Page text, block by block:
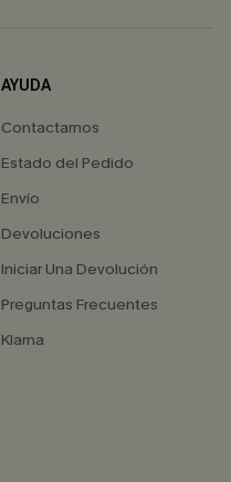
AYUDA
Contactarnos
Estado del Pedido
Envío
Devoluciones
Iniciar Una Devolución
Preguntas Frecuentes
Klarna